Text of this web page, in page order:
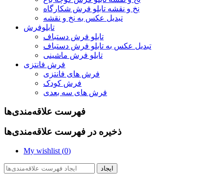
نخ و نقشه تابلو فرش شکارگاه
تبدیل عکس به نخ و نقشه
تابلوفرش
تابلو فرش دستباف
تبدیل عکس به تابلو فرش دستباف
تابلو فرش ماشینی
فرش فانتزی
فرش های فانتزی
فرش کودک
فرش های سه بعدی
فهرست علاقه‌مندی‌ها
ذخیره در فهرست علاقه‌مندی‌ها
My wishlist (0)
ایجاد